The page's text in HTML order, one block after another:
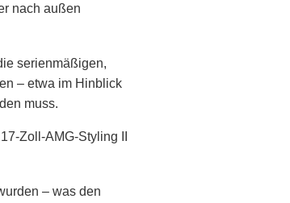
nach außen
serienmäßigen,
– etwa im Hinblick
muss.
II
– was den